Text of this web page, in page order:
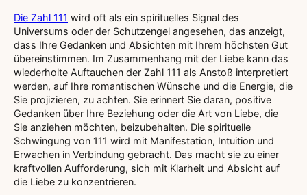
Die Zahl 111 wird oft als ein spirituelles Signal des
Universums oder der Schutzengel angesehen, das anzeigt,
dass Ihre Gedanken und Absichten mit Ihrem höchsten Gut
übereinstimmen. Im Zusammenhang mit der Liebe kann das
wiederholte Auftauchen der Zahl 111 als Anstoß interpretiert
werden, auf Ihre romantischen Wünsche und die Energie, die
Sie projizieren, zu achten. Sie erinnert Sie daran, positive
Gedanken über Ihre Beziehung oder die Art von Liebe, die
Sie anziehen möchten, beizubehalten. Die spirituelle
Schwingung von 111 wird mit Manifestation, Intuition und
Erwachen in Verbindung gebracht. Das macht sie zu einer
kraftvollen Aufforderung, sich mit Klarheit und Absicht auf
die Liebe zu konzentrieren.